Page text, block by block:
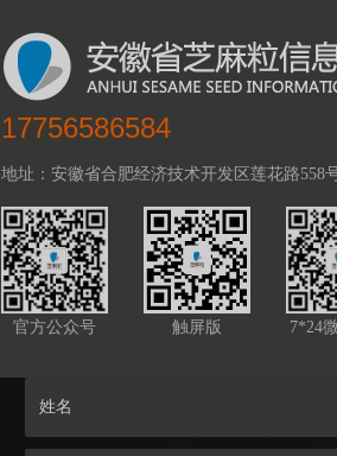
17756586584
地址：安徽省合肥经济技术开发区莲花路558
官方公众号 触屏版 7*24